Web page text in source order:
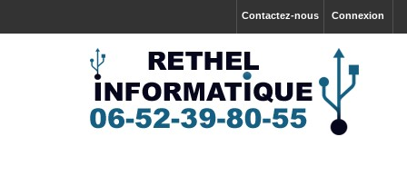
Connexion
Contactez-nous